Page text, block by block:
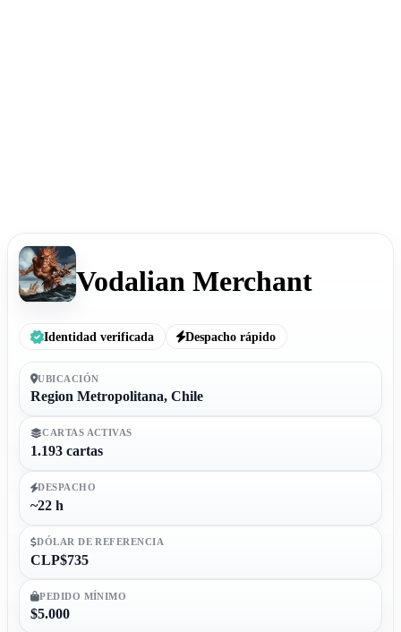
Vodalian Merchant
Identidad verificada Despacho rápido
UBICACIÓN
Region Metropolitana, Chile
CARTAS ACTIVAS
1.193 cartas
DESPACHO
~22 h
DÓLAR DE REFERENCIA
CLP$735
PEDIDO MÍNIMO
$5.000